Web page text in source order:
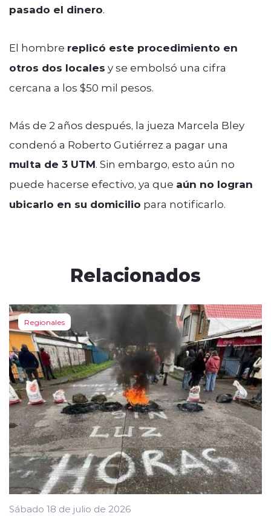
pasado el dinero.
El hombre replicó este procedimiento en
otros dos locales y se embolsó una cifra
cercana a los $50 mil pesos.
Más de 2 años después, la jueza Marcela Bley
condenó a Roberto Gutiérrez a pagar una
multa de 3 UTM. Sin embargo, esto aún no
puede hacerse efectivo, ya que aún no logran
ubicarlo en su domicilio para notificarlo.
Relacionados
Regionales
Sábado 18 de julio de 2026